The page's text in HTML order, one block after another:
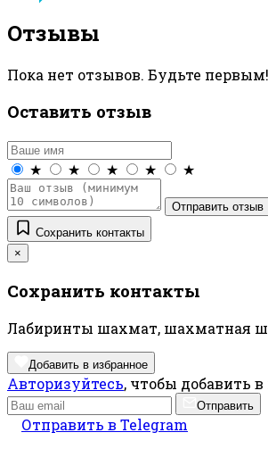
Отзывы
Пока нет отзывов. Будьте первым!
Оставить отзыв
★ ★ ★ ★ ★
Отправить отзыв
Сохранить контакты
×
Сохранить контакты
Лабиринты шахмат, шахматная
Добавить в избранное
Авторизуйтесь, чтобы добавить в
Отправить
Отправить в Telegram